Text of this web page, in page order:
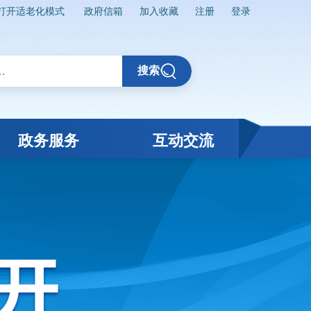
开适老化模式 政府信箱 加入收藏 注册 登录
搜索
政务服务 互动交流